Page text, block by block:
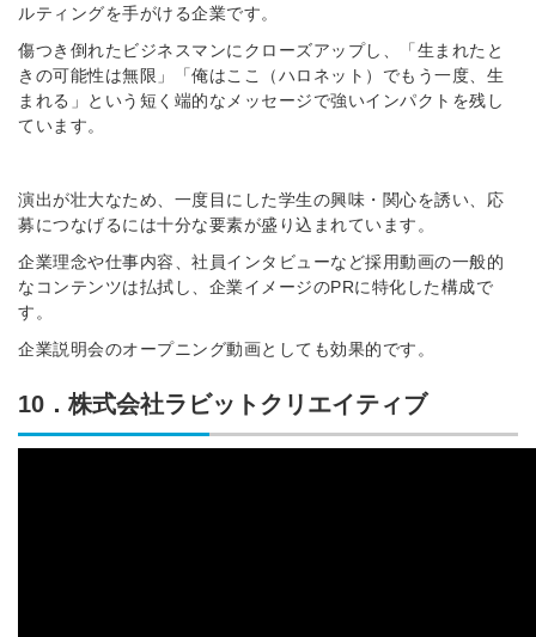
ルティングを手がける企業です。
傷つき倒れたビジネスマンにクローズアップし、「生まれたと
きの可能性は無限」「俺はここ（ハロネット）でもう一度、生
まれる」という短く端的なメッセージで強いインパクトを残し
ています。
演出が壮大なため、一度目にした学生の興味・関心を誘い、応
募につなげるには十分な要素が盛り込まれています。
企業理念や仕事内容、社員インタビューなど採用動画の一般的
なコンテンツは払拭し、企業イメージのPRに特化した構成で
す。
企業説明会のオープニング動画としても効果的です。
10．株式会社ラビットクリエイティブ
ンツをご利用する
が必要です。
ちら
ス
採用にまつわる独自の調査レポ
ートが届く
採用に役立つ記事・資料が届く
メールアドレス